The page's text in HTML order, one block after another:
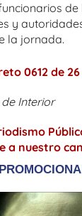
y
la jornada.
0612 de
Interior
a nuestro